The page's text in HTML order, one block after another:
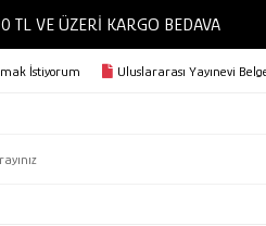
TL VE ÜZERİ KARGO BEDAVA
İstiyorum Uluslararası Yayınevi